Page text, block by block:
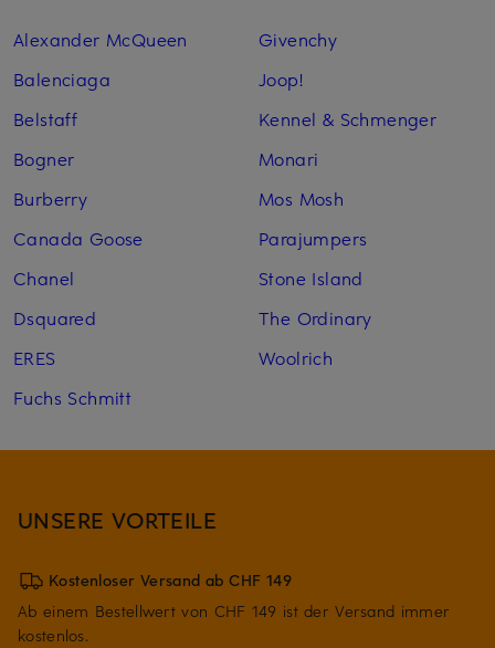
Alexander McQueen
Balenciaga
Belstaff
Bogner
Burberry
Canada Goose
Chanel
Dsquared
ERES
Fuchs Schmitt
Givenchy
Joop!
Kennel & Schmenger
Monari
Mos Mosh
Parajumpers
Stone Island
The Ordinary
Woolrich
UNSERE VORTEILE
Kostenloser Versand ab CHF 149
Ab einem Bestellwert von CHF 149 ist der Versand immer
kostenlos.